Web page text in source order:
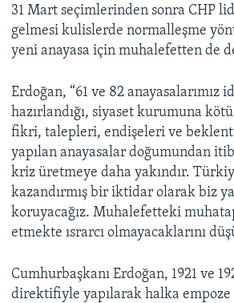
31 Mart seçimlerinden sonra CHP
gelmesi kulislerde normalleşme
yeni anayasa için muhalefetten de
Erdoğan, “61 ve 82 anayasalarımız
hazırlandığı, siyaset kurumuna
fikri, talepleri, endişeleri ve
yapılan anayasalar doğumundan
kriz üretmeye daha yakındır.
kazandırmış bir iktidar olarak biz
koruyacağız. Muhalefetteki
etmekte ısrarcı olmayacaklarını
Cumhurbaşkanı Erdoğan, 1921 ve
direktifiyle yapılarak halka